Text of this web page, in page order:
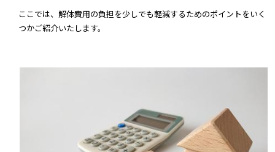
ここでは、解体費用の負担を少しでも軽減するためのポイントをいく
つかご紹介いたします。